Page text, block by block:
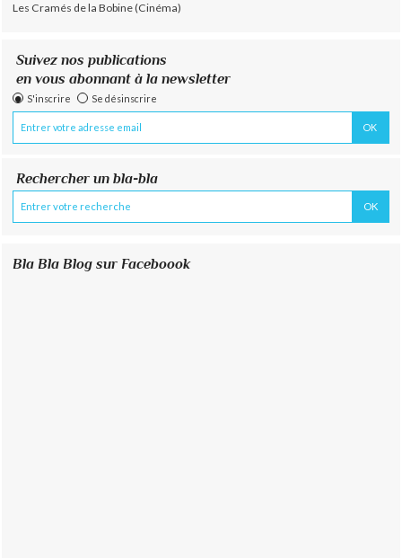
Les Cramés de la Bobine (Cinéma)
Suivez nos publications
en vous abonnant à la newsletter
S'inscrire Se désinscrire
Rechercher un bla-bla
Bla Bla Blog sur Faceboook